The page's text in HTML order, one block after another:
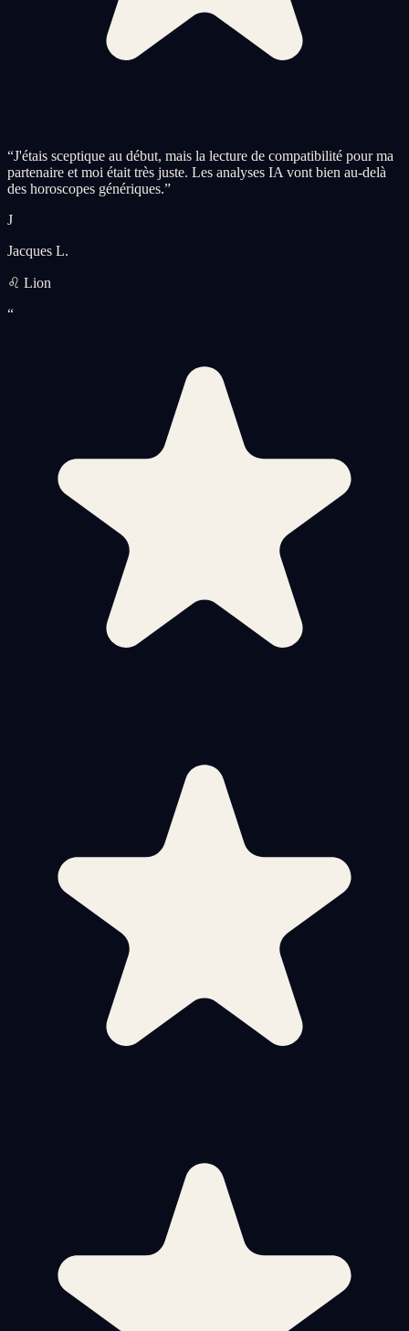
“J'étais sceptique au début, mais la lecture de compatibilité pour ma
partenaire et moi était très juste. Les analyses IA vont bien au-delà
des horoscopes génériques.”
J
Jacques L.
♌ Lion
“